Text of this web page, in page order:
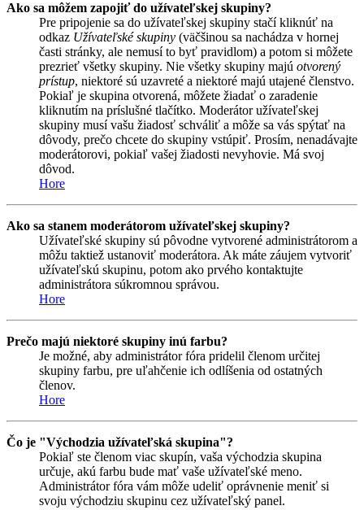
Ako sa môžem zapojiť do užívateľskej skupiny?
Pre pripojenie sa do užívateľskej skupiny stačí kliknúť na
odkaz Užívateľské skupiny (väčšinou sa nachádza v hornej
časti stránky, ale nemusí to byť pravidlom) a potom si môžete
prezrieť všetky skupiny. Nie všetky skupiny majú otvorený
prístup, niektoré sú uzavreté a niektoré majú utajené členstvo.
Pokiaľ je skupina otvorená, môžete žiadať o zaradenie
kliknutím na príslušné tlačítko. Moderátor užívateľskej
skupiny musí vašu žiadosť schváliť a môže sa vás spýtať na
dôvody, prečo chcete do skupiny vstúpiť. Prosím, nenadávajte
moderátorovi, pokiaľ vašej žiadosti nevyhovie. Má svoj
dôvod.
Hore
Ako sa stanem moderátorom užívateľskej skupiny?
Užívateľské skupiny sú pôvodne vytvorené administrátorom a
môžu taktiež ustanoviť moderátora. Ak máte záujem vytvoriť
užívateľskú skupinu, potom ako prvého kontaktujte
administrátora súkromnou správou.
Hore
Prečo majú niektoré skupiny inú farbu?
Je možné, aby administrátor fóra pridelil členom určitej
skupiny farbu, pre uľahčenie ich odlíšenia od ostatných
členov.
Hore
Čo je "Východzia užívateľská skupina"?
Pokiaľ ste členom viac skupín, vaša východzia skupina
určuje, akú farbu bude mať vaše užívateľské meno.
Administrátor fóra vám môže udeliť oprávnenie meniť si
svoju východziu skupinu cez užívateľský panel.